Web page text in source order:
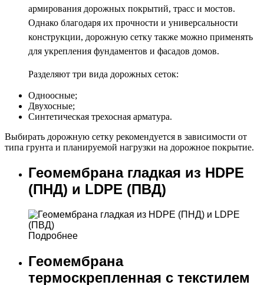
армирования дорожных покрытий, трасс и мостов.
Однако благодаря их прочности и универсальности
конструкции, дорожную сетку также можно применять
для укрепления фундаментов и фасадов домов.
Разделяют три вида дорожных сеток:
Одноосные;
Двухосные;
Синтетическая трехосная арматура.
Выбирать дорожную сетку рекомендуется в зависимости от
типа грунта и планируемой нагрузки на дорожное покрытие.
Геомембрана гладкая из HDPE
(ПНД) и LDPE (ПВД)
Подробнее
Геомембрана
термоскрепленная с текстилем